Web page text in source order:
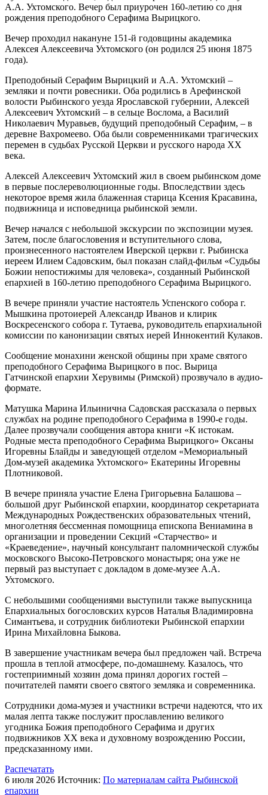
А.А. Ухтомского. Вечер был приурочен 160-летию со дня
рождения преподобного Серафима Вырицкого.
Вечер проходил накануне 151-й годовщины академика
Алексея Алексеевича Ухтомского (он родился 25 июня 1875
года).
Преподобный Серафим Вырицкий и А.А. Ухтомский –
земляки и почти ровесники. Оба родились в Арефинской
волости Рыбинского уезда Ярославской губернии, Алексей
Алексеевич Ухтомский – в сельце Вослома, а Василий
Николаевич Муравьев, будущий преподобный Серафим, – в
деревне Вахромеево. Оба были современниками трагических
перемен в судьбах Русской Церкви и русского народа XX
века.
Алексей Алексеевич Ухтомский жил в своем рыбинском доме
в первые послереволюционные годы. Впоследствии здесь
некоторое время жила блаженная старица Ксения Красавина,
подвижница и исповедница рыбинской земли.
Вечер начался с небольшой экскурсии по экспозиции музея.
Затем, после благословения и вступительного слова,
произнесенного настоятелем Иверской церкви г. Рыбинска
иереем Илием Садовским, был показан слайд-фильм «Судьбы
Божии непостижимы для человека», созданный Рыбинской
епархией в 160-летию преподобного Серафима Вырицкого.
В вечере приняли участие настоятель Успенского собора г.
Мышкина протоиерей Александр Иванов и клирик
Воскресенского собора г. Тутаева, руководитель епархиальной
комиссии по канонизации святых иерей Иннокентий Кулаков.
Сообщение монахини женской общины при храме святого
преподобного Серафима Вырицкого в пос. Вырица
Гатчинской епархии Херувимы (Римской) прозвучало в аудио-
формате.
Матушка Марина Ильинична Садовская рассказала о первых
службах на родине преподобного Серафима в 1990-е годы.
Далее прозвучали сообщения автора книги «К истокам.
Родные места преподобного Серафима Вырицкого» Оксаны
Игоревны Блайды и заведующей отделом «Мемориальный
Дом-музей академика Ухтомского» Екатерины Игоревны
Плотниковой.
В вечере приняла участие Елена Григорьевна Балашова –
большой друг Рыбинской епархии, координатор секретариата
Международных Рождественских образовательных чтений,
многолетняя бессменная помощница епископа Вениамина в
организации и проведении Секций «Старчество» и
«Краеведение», научный консультант паломнической службы
московского Высоко-Петровского монастыря; она уже не
первый раз выступает с докладом в доме-музее А.А.
Ухтомского.
С небольшими сообщениями выступили также выпускница
Епархиальных богословских курсов Наталья Владимировна
Симантьева, и сотрудник библиотеки Рыбинской епархии
Ирина Михайловна Быкова.
В завершение участникам вечера был предложен чай. Встреча
прошла в теплой атмосфере, по-домашнему. Казалось, что
гостеприимный хозяин дома принял дорогих гостей –
почитателей памяти своего святого земляка и современника.
Сотрудники дома-музея и участники встречи надеются, что их
малая лепта также послужит прославлению великого
угодника Божия преподобного Серафима и других
подвижников XX века и духовному возрождению России,
предсказанному ими.
Распечатать
6 июля 2026 Источник: По материалам сайта Рыбинской
епархии